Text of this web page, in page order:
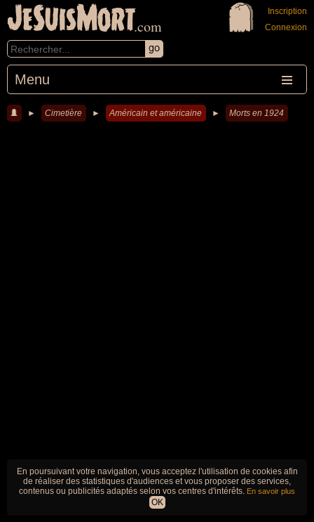
JeSuisMort.com
Menu
Inscription
Connexion
► Cimetière ► Américain et américaine ► Morts en 1924
En poursuivant votre navigation, vous acceptez l'utilisation de cookies afin
de réaliser des statistiques d'audiences et vous proposer des services,
contenus ou publicités adaptés selon vos centres d'intérêts. En savoir plus
OK